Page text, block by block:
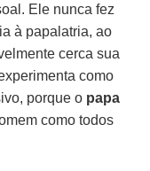
Ele nunca fez
à papalatria, ao
cerca sua
como
porque o papa
como todos